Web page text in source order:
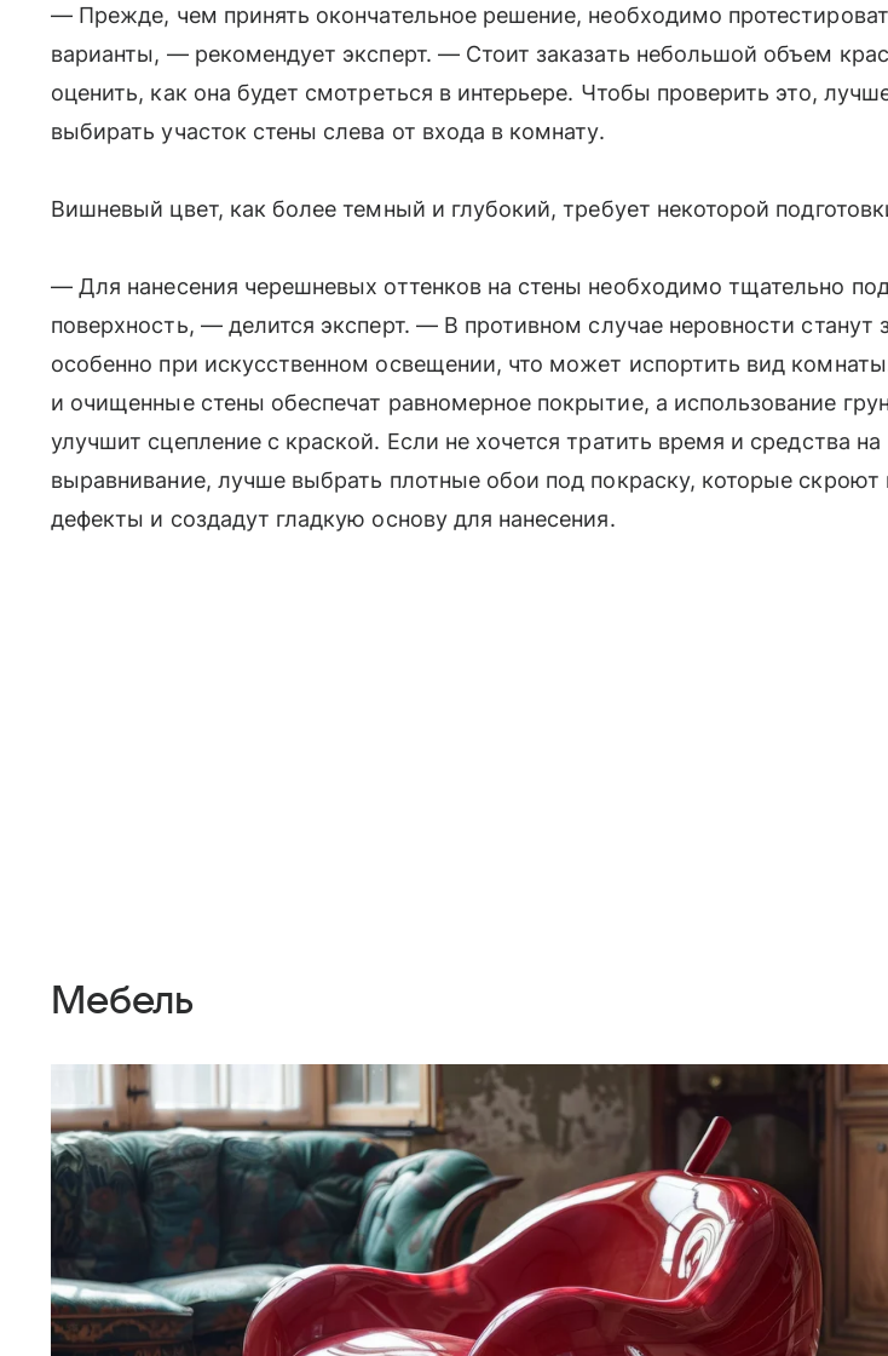
— Прежде, чем принять окончательное решение, необходимо
варианты, — рекомендует эксперт. — Стоит заказать небольшой объем
оценить, как она будет смотреться в интерьере. Чтобы проверить это,
выбирать участок стены слева от входа в комнату.
Вишневый цвет, как более темный и глубокий, требует некоторой
— Для нанесения черешневых оттенков на стены необходимо тщательно
поверхность, — делится эксперт. — В противном случае неровности станут
особенно при искусственном освещении, что может испортить вид
и очищенные стены обеспечат равномерное покрытие, а использование
улучшит сцепление с краской. Если не хочется тратить время и средства на
выравнивание, лучше выбрать плотные обои под покраску, которые скроют
дефекты и создадут гладкую основу для нанесения.
Мебель